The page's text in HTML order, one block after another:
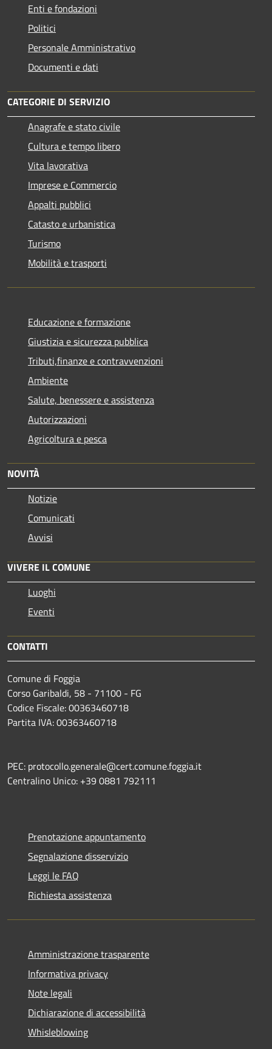
Enti e fondazioni
Politici
Personale Amministrativo
Documenti e dati
CATEGORIE DI SERVIZIO
Anagrafe e stato civile
Cultura e tempo libero
Vita lavorativa
Imprese e Commercio
Appalti pubblici
Catasto e urbanistica
Turismo
Mobilità e trasporti
Educazione e formazione
Giustizia e sicurezza pubblica
Tributi,finanze e contravvenzioni
Ambiente
Salute, benessere e assistenza
Autorizzazioni
Agricoltura e pesca
NOVITÀ
Notizie
Comunicati
Avvisi
VIVERE IL COMUNE
Luoghi
Eventi
CONTATTI
Comune di Foggia
Corso Garibaldi, 58 - 71100 - FG
Codice Fiscale: 00363460718
Partita IVA: 00363460718
PEC: protocollo.generale@cert.comune.foggia.it
Centralino Unico: +39 0881 792111
Prenotazione appuntamento
Segnalazione disservizio
Leggi le FAQ
Richiesta assistenza
Amministrazione trasparente
Informativa privacy
Note legali
Dichiarazione di accessibilità
Whisleblowing